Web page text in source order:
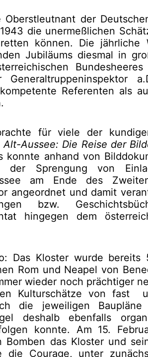
der
die unermeßlichen
können. Die jährliche
Jubiläums diesmal in
Generaltruppeninspektor
Referenten als
für viele der
Alt-Aussee: Die Reise der
konnte anhand von
der Sprengung von
am Ende des
angeordnet und damit
bzw.
hingegen dem
Das Kloster wurde
Rom und Neapel von
wieder noch prächtiger
Kulturschätze von fast
die jeweiligen Baupläne
deshalb ebenfalls
konnte. Am 15.
Bomben das Kloster und
die Courage, unter